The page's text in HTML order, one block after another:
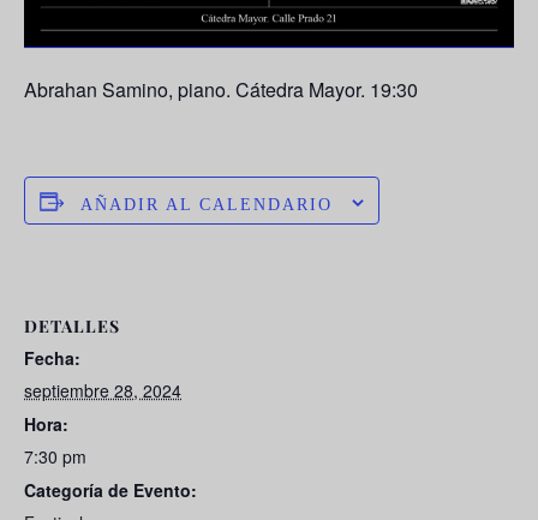
Abrahan Samino, piano. Cátedra Mayor. 19:30
AÑADIR AL CALENDARIO
DETALLES
Fecha:
septiembre 28, 2024
Hora:
7:30 pm
Categoría de Evento: